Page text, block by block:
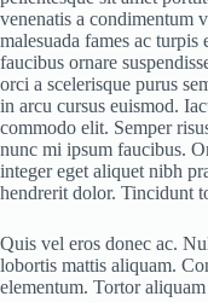
venenatis a condimentum
malesuada fames ac
faucibus ornare
orci a scelerisque purus
in arcu cursus euismod.
commodo elit. Semper
nunc mi ipsum faucibus.
integer eget aliquet nibh
hendrerit dolor. Tincidunt
Quis vel eros donec ac.
lobortis mattis aliquam.
elementum. Tortor